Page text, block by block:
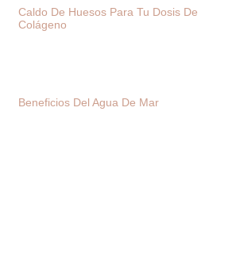
Caldo De Huesos Para Tu Dosis De
Colágeno
Beneficios Del Agua De Mar